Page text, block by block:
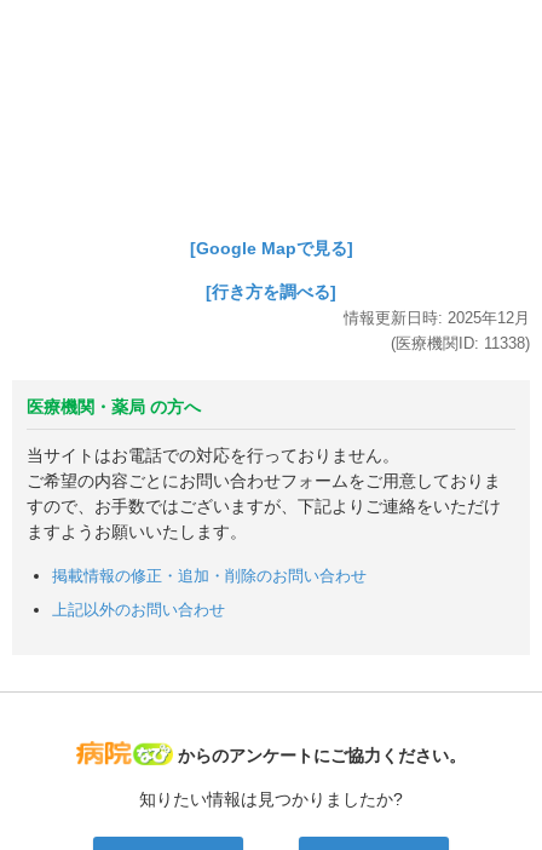
[Google Mapで見る]
[行き方を調べる]
情報更新日時: 2025年12月
(医療機関ID: 11338)
医療機関・薬局 の方へ
当サイトはお電話での対応を行っておりません。
ご希望の内容ごとにお問い合わせフォームをご用意しておりま
すので、お手数ではございますが、下記よりご連絡をいただけ
ますようお願いいたします。
掲載情報の修正・追加・削除のお問い合わせ
上記以外のお問い合わせ
病院なび
からのアンケートにご協力ください。
知りたい情報は見つかりましたか?